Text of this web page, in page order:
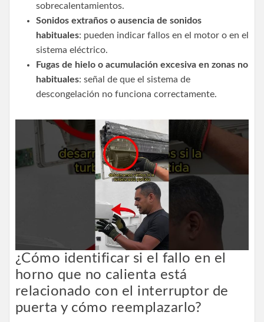
sobrecalentamientos.
Sonidos extraños o ausencia de sonidos
habituales: pueden indicar fallos en el motor o en el
sistema eléctrico.
Fugas de hielo o acumulación excesiva en zonas no
habituales: señal de que el sistema de
descongelación no funciona correctamente.
¿Cómo identificar si el fallo en el
horno que no calienta está
relacionado con el interruptor de
puerta y cómo reemplazarlo?